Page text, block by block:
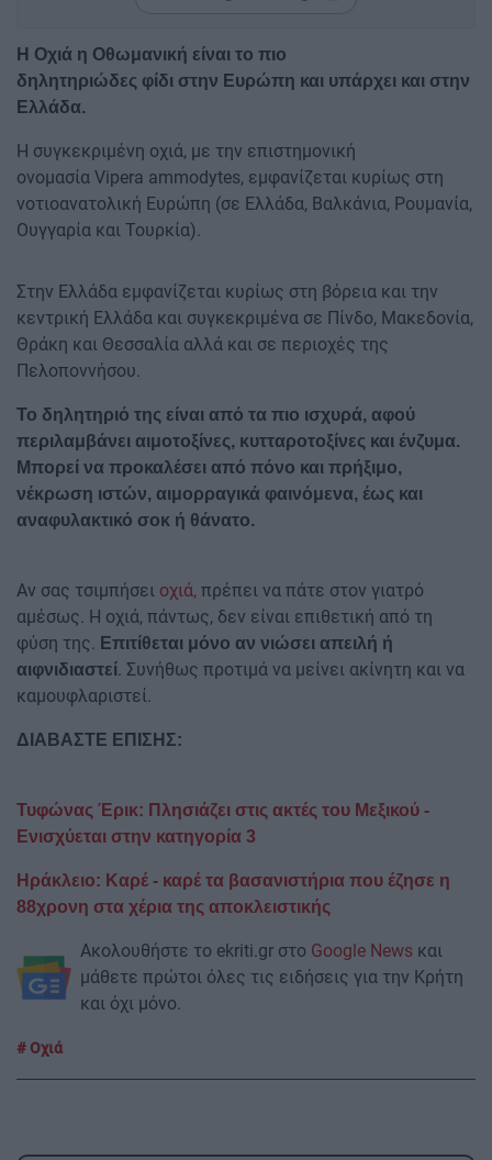
Η Οχιά η Οθωμανική είναι το πιο
δηλητηριώδες φίδι στην Ευρώπη και υπάρχει και στην
Ελλάδα.
Η συγκεκριμένη οχιά, με την επιστημονική
ονομασία Vipera ammodytes, εμφανίζεται κυρίως στη
νοτιοανατολική Ευρώπη (σε Ελλάδα, Βαλκάνια, Ρουμανία,
Ουγγαρία και Τουρκία).
Στην Ελλάδα εμφανίζεται κυρίως στη βόρεια και την
κεντρική Ελλάδα και συγκεκριμένα σε Πίνδο, Μακεδονία,
Θράκη και Θεσσαλία αλλά και σε περιοχές της
Πελοποννήσου.
Το δηλητηριό της είναι από τα πιο ισχυρά, αφού
περιλαμβάνει αιμοτοξίνες, κυτταροτοξίνες και ένζυμα.
Μπορεί να προκαλέσει από πόνο και πρήξιμο,
νέκρωση ιστών, αιμορραγικά φαινόμενα, έως και
αναφυλακτικό σοκ ή θάνατο.
Αν σας τσιμπήσει οχιά, πρέπει να πάτε στον γιατρό
αμέσως. Η οχιά, πάντως, δεν είναι επιθετική από τη
φύση της. Επιτίθεται μόνο αν νιώσει απειλή ή
αιφνιδιαστεί. Συνήθως προτιμά να μείνει ακίνητη και να
καμουφλαριστεί.
ΔΙΑΒΑΣΤΕ ΕΠΙΣΗΣ:
Τυφώνας Έρικ: Πλησιάζει στις ακτές του Μεξικού -
Ενισχύεται στην κατηγορία 3
Ηράκλειο: Καρέ - καρέ τα βασανιστήρια που έζησε η
88χρονη στα χέρια της αποκλειστικής
Ακολουθήστε το ekriti.gr στο Google News και
μάθετε πρώτοι όλες τις ειδήσεις για την Κρήτη
και όχι μόνο.
Οχιά